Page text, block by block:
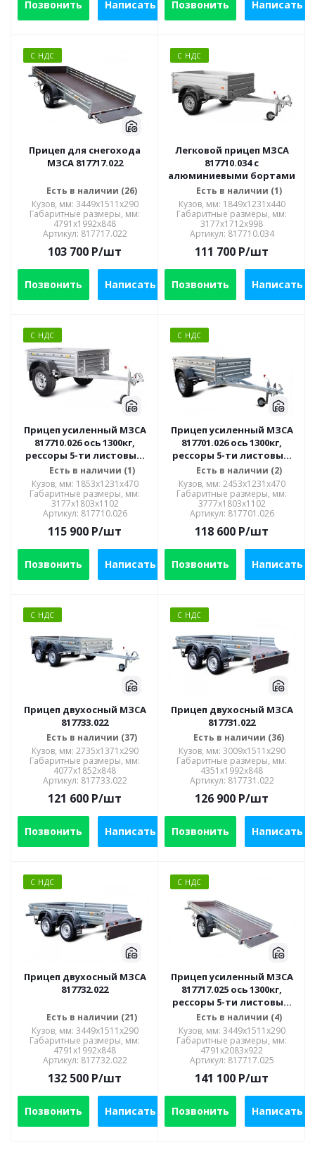
Позвонить Написать Позвонить Написать
С НДС
Прицеп для снегохода
МЗСА 817717.022
Есть в наличии (26)
Кузов, мм: 3449x1511x290
Габаритные размеры, мм:
4791х1992х848
Артикул: 817717.022
103 700 P/шт
Позвонить Написать
С НДС
Легковой прицеп МЗСА
817710.034 с
алюминиевыми бортами
Есть в наличии (1)
Кузов, мм: 1849x1231x440
Габаритные размеры, мм:
3177x1712x998
Артикул: 817710.034
111 700 P/шт
Позвонить Написать
С НДС
Прицеп усиленный МЗСА
817710.026 ось 1300кг,
рессоры 5-ти листовые,
R16
Есть в наличии (1)
Кузов, мм: 1853x1231x470
Габаритные размеры, мм:
3177х1803х1102
Артикул: 817710.026
115 900 P/шт
Позвонить Написать
С НДС
Прицеп усиленный МЗСА
817701.026 ось 1300кг,
рессоры 5-ти листовые,
R16
Есть в наличии (2)
Кузов, мм: 2453x1231x470
Габаритные размеры, мм:
3777x1803x1102
Артикул: 817701.026
118 600 P/шт
Позвонить Написать
С НДС
Прицеп двухосный МЗСА
817733.022
Есть в наличии (37)
Кузов, мм: 2735х1371х290
Габаритные размеры, мм:
4077х1852х848
Артикул: 817733.022
121 600 P/шт
Позвонить Написать
С НДС
Прицеп двухосный МЗСА
817731.022
Есть в наличии (36)
Кузов, мм: 3009x1511x290
Габаритные размеры, мм:
4351х1992х848
Артикул: 817731.022
126 900 P/шт
Позвонить Написать
С НДС
Прицеп двухосный МЗСА
817732.022
Есть в наличии (21)
Кузов, мм: 3449x1511x290
Габаритные размеры, мм:
4791х1992х848
Артикул: 817732.022
132 500 P/шт
Позвонить Написать
С НДС
Прицеп усиленный МЗСА
817717.025 ось 1300кг,
рессоры 5-ти листовые,
R16
Есть в наличии (4)
Кузов, мм: 3449x1511x290
Габаритные размеры, мм:
4791х2083х922
Артикул: 817717.025
141 100 P/шт
Позвонить Написать